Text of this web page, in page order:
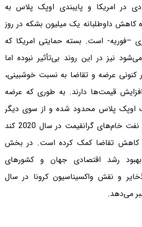
در امریکا و پایبندی اوپک پلاس به
کاهش داوطلبانه یک میلیون بشکه در روز
–فوریه- است. بسته حمایتی امریکا که
نیز در این روند بی‌تأثیر نبوده اما
کنونی عرضه و تقاضا به نسبت خوشبینی،
قیمت‌ها دارند. به طوری که عرضه
اوپک پلاس محدود شده و از سوی دیگر
توسعه و بهره‌برداری از نفت خام‌های گرانقیمت در سال 2020 کند
کاهش تقاضا کمک کرده است. در بخش
بهبود رشد اقتصادی جهان و کشورهای
و نقش واکسیناسیون کرونا در سال